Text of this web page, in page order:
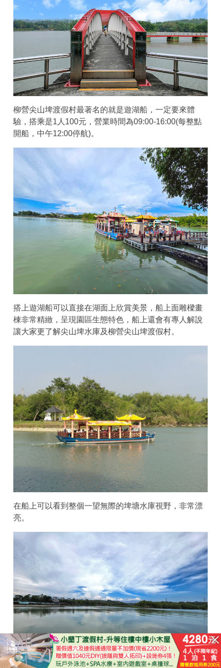
柳營尖山埤渡假村最著名的就是遊湖船，一定要來體
驗，搭乘是1人100元，營業時間為09:00-16:00(每整點
開船，中午12:00停航)。
搭上遊湖船可以直接在湖面上欣賞美景，船上面雕樑畫
棟非常精緻，呈現園區生態特色，船上還會有專人解說
讓大家更了解尖山埤水庫及柳營尖山埤渡假村。
在船上可以看到整個一望無際的埤塘水庫視野，非常漂
亮。
已結束